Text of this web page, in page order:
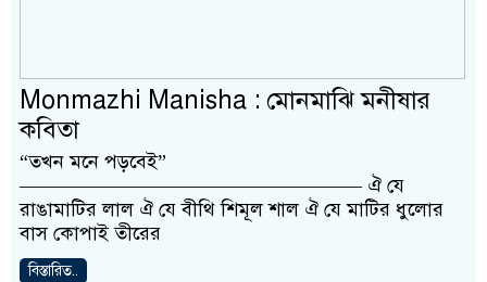
Monmazhi Manisha : মোনমাঝি মনীষার
কবিতা
“তখন মনে পড়বেই”
—————————————————– ঐ যে
রাঙামাটির লাল ঐ যে বীথি শিমূল শাল ঐ যে মাটির ধুলোর
বাস কোপাই তীরের
বিস্তারিত..